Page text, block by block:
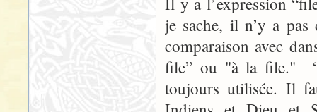
je sache, il n’y a
comparaison avec
file” ou "à la file."
toujours utilisée. Il